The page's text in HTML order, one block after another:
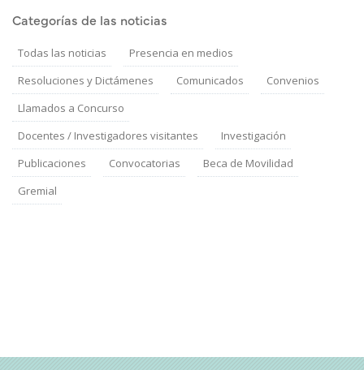
Categorías de las noticias
Todas las noticias
Presencia en medios
Resoluciones y Dictámenes
Comunicados
Convenios
Llamados a Concurso
Docentes / Investigadores visitantes
Investigación
Publicaciones
Convocatorias
Beca de Movilidad
Gremial